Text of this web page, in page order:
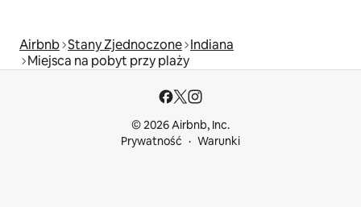
Airbnb Stany Zjednoczone Indiana
Miejsca na pobyt przy plaży
© 2026 Airbnb, Inc.
Prywatność
Warunki